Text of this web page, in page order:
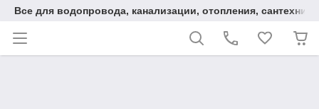
Все для водопровода, канализации, отопления, сантехники